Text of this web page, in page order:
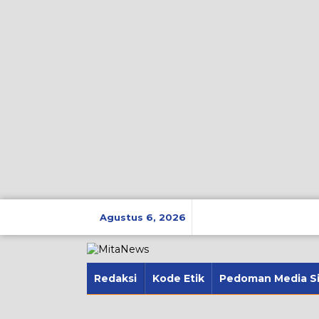
Agustus 6, 2026
Redaksi Kode Etik Pedoman Media